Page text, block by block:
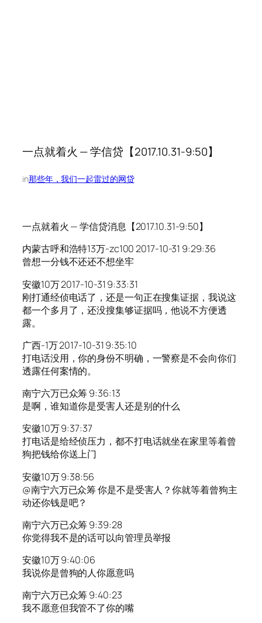
一点就着火 — 学信贷【2017.10.31-9:50】
in那些年，我们一起雷过的网贷
一点就着火 — 学信贷消息【2017.10.31-9:50】
内蒙古呼和浩特13万-zc100 2017-10-31 9:29:36
曾想一分钱不还还不想坐牢
安徽10万 2017-10-31 9:33:31
刚打通经侦电话了，还是一句正在搜集证据，我说这
都一个多月了，还没搜集够证据吗，他说不方便透
露。
广西-1万 2017-10-31 9:35:10
打电话没用，你的身份不明确，一警察是不会向你们
透露任何案情的。
南宁六万已众筹 9:36:13
是啊，谁知道你是受害人还是别的什么
安徽10万 9:37:37
打电话是给经侦压力，都不打电话就坐在家里等着曾
狗把钱给你送上门
安徽10万 9:38:56
@南宁六万已众筹 你是不是受害人？你就等着曾狗主
动还你钱是吧？
南宁六万已众筹 9:39:28
你觉得我不是的话可以向管理员举报
安徽10万 9:40:06
我说你是曾狗的人你愿意吗
南宁六万已众筹 9:40:23
我不愿意但我管不了你的嘴